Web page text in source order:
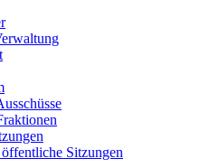
Sitzungen